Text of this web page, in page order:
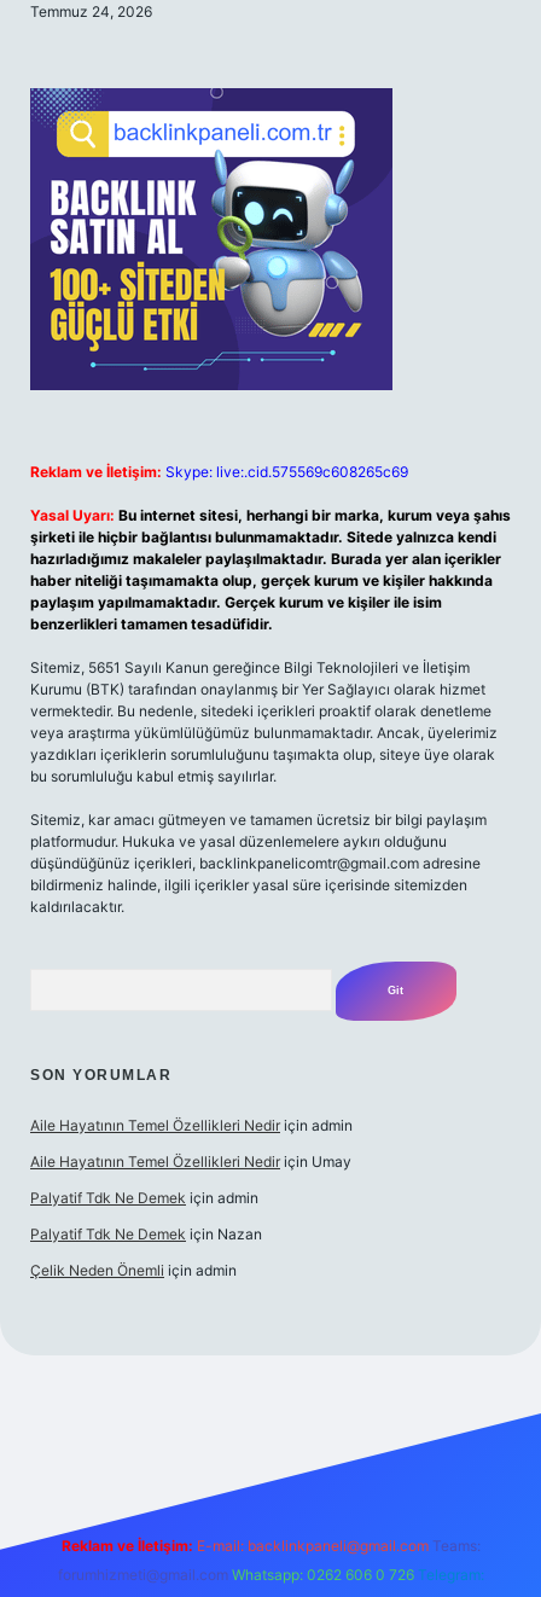
Temmuz 24, 2026
Reklam ve İletişim: Skype: live:.cid.575569c608265c69
Yasal Uyarı: Bu internet sitesi, herhangi bir marka, kurum veya şahıs
şirketi ile hiçbir bağlantısı bulunmamaktadır. Sitede yalnızca kendi
hazırladığımız makaleler paylaşılmaktadır. Burada yer alan içerikler
haber niteliği taşımamakta olup, gerçek kurum ve kişiler hakkında
paylaşım yapılmamaktadır. Gerçek kurum ve kişiler ile isim
benzerlikleri tamamen tesadüfidir.
Sitemiz, 5651 Sayılı Kanun gereğince Bilgi Teknolojileri ve İletişim
Kurumu (BTK) tarafından onaylanmış bir Yer Sağlayıcı olarak hizmet
vermektedir. Bu nedenle, sitedeki içerikleri proaktif olarak denetleme
veya araştırma yükümlülüğümüz bulunmamaktadır. Ancak, üyelerimiz
yazdıkları içeriklerin sorumluluğunu taşımakta olup, siteye üye olarak
bu sorumluluğu kabul etmiş sayılırlar.
Sitemiz, kar amacı gütmeyen ve tamamen ücretsiz bir bilgi paylaşım
platformudur. Hukuka ve yasal düzenlemelere aykırı olduğunu
düşündüğünüz içerikleri, backlinkpanelicomtr@gmail.com adresine
bildirmeniz halinde, ilgili içerikler yasal süre içerisinde sitemizden
kaldırılacaktır.
SON YORUMLAR
Aile Hayatının Temel Özellikleri Nedir için admin
Aile Hayatının Temel Özellikleri Nedir için Umay
Palyatif Tdk Ne Demek için admin
Palyatif Tdk Ne Demek için Nazan
Çelik Neden Önemli için admin
Reklam ve İletişim: E-mail: backlinkpaneli@gmail.com Teams:
forumhizmeti@gmail.com Whatsapp: 0262 606 0 726 Telegram: